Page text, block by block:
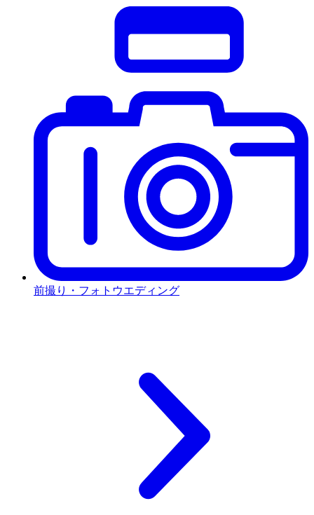
前撮り・フォトウエディング